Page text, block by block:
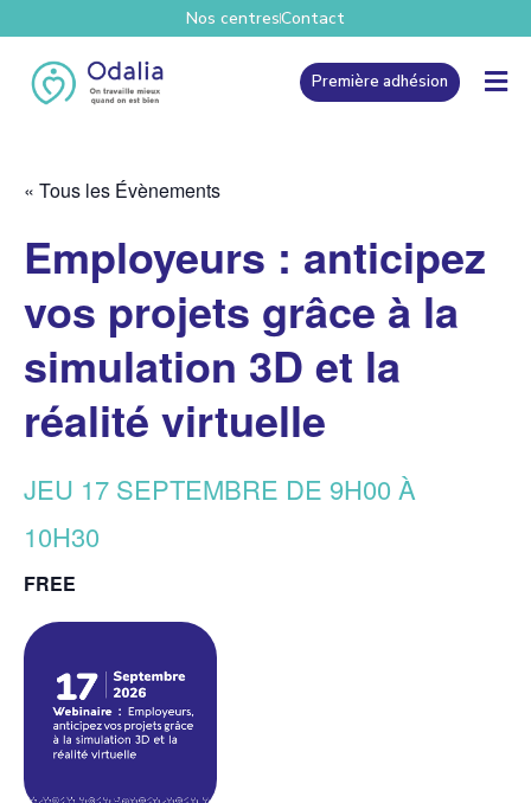
Nos centresContact
Première adhésion
« Tous les Évènements
Employeurs : anticipez
vos projets grâce à la
simulation 3D et la
réalité virtuelle
JEU 17 SEPTEMBRE DE 9H00 À
10H30
FREE